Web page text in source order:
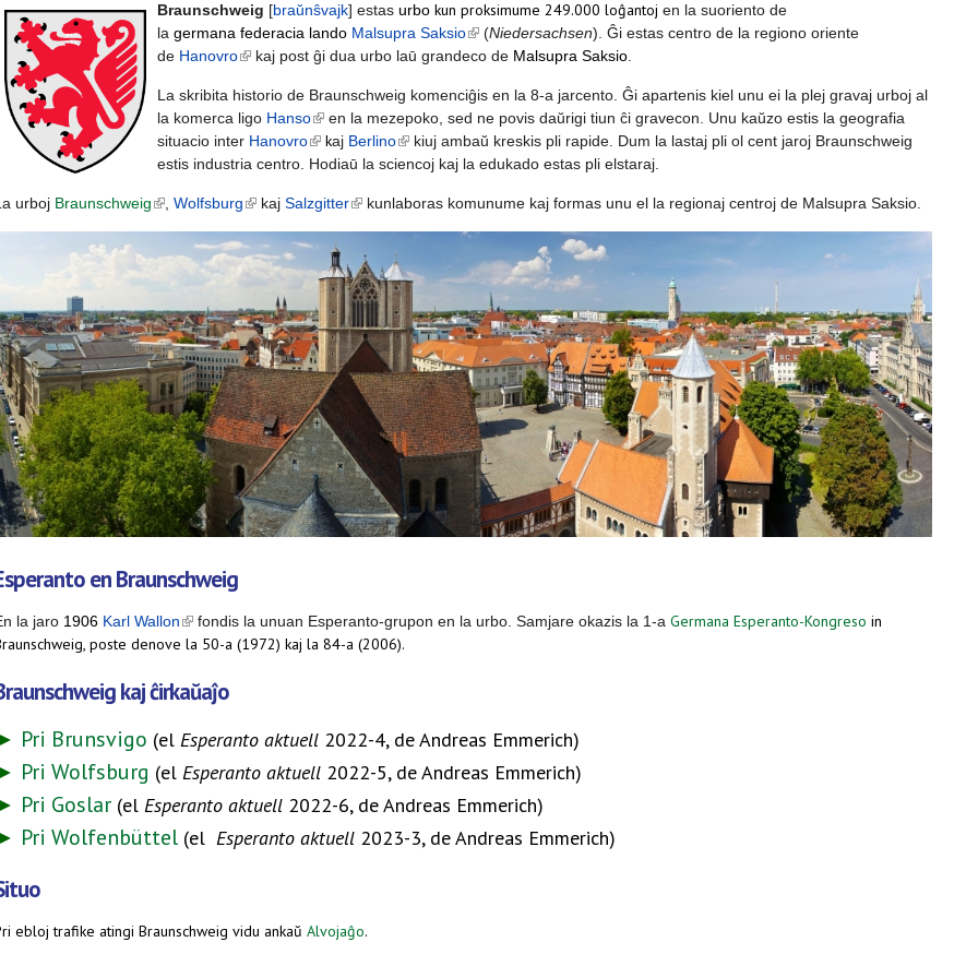
Braunschweig [braŭnŝvajk] estas urbo kun proksimume 249.000 loĝantoj en la suoriento de
la germana federacia lando Malsupra Saksio(link is external)
(Niedersachsen). Ĝi estas centro de la regiono oriente
de Hanovro(link is external)
kaj post ĝi dua urbo laū grandeco de Malsupra Saksio
La skribita historio de Braunschweig komenciĝis en la 8-a jarcento. Ĝi apartenis kiel unu ei la plej gravaj urboj al
la komerca ligo Hanso(link is external)
en la mezepoko, sed ne povis daŭrigi tiun ĉi gravecon. Unu kaŭzo estis la geografia
situacio inter Hanovro(link is external)
kaj Berlino(link is external)
kiuj ambaŭ kreskis pli rapide. Dum la lastaj pli ol cent jaroj Braunschweig
estis industria centro. Hodiaū la sciencoj kaj la edukado estas pli elstaraj.
urboj Braunschweig(link is external)
Wolfsburg(link is external)
kaj Salzgitter(link is external)
kunlaboras komunume kaj formas unu el la regionaj centroj de Malsupra Saksio.
en Braunschweig
la jaro 1906 Karl Wallon(link is external)
fondis la unuan Esperanto-grupon en la urbo. Samjare okazis la 1-a Germana Esperanto-Kongreso in
poste denove la 50-a (1972) kaj la 84-a (2006).
kaj ĉirkaŭaĵo
Pri Brunsvigo (el Esperanto aktuell 2022-4, de Andreas Emmerich)
Pri Wolfsburg (el Esperanto aktuell 2022-5, de Andreas Emmerich)
Pri Goslar (el Esperanto aktuell 2022-6, de Andreas Emmerich)
Pri Wolfenbüttel (el Esperanto aktuell 2023-3, de Andreas Emmerich)
ebloj trafike atingi Braunschweig vidu ankaŭ Alvojaĝo.